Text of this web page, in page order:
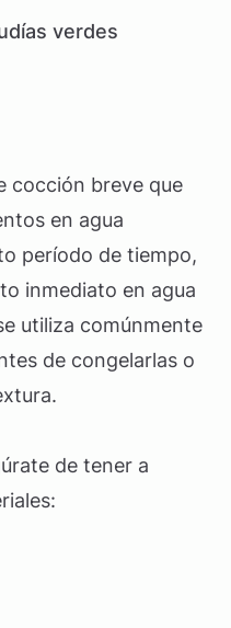
verdes
cocción breve que
en agua
período de tiempo,
inmediato en agua
utiliza comúnmente
de congelarlas o
de tener a